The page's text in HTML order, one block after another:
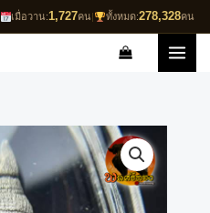
เมื่อวาน:1,727คน| ทั้งหมด:278,328คน